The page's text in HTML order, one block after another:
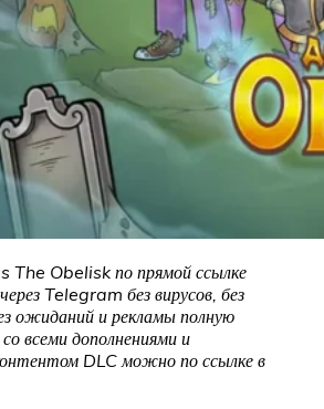
The Obelisk по прямой ссылке
Telegram без вирусов, без
ожиданий и рекламы полную
всеми дополнениями и
DLC можно по ссылке в